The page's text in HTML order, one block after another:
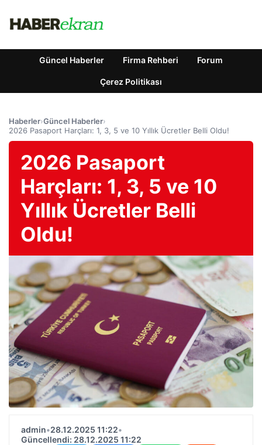
Güncel Haberler Firma Rehberi Forum
Çerez Politikası
Haberler›Güncel Haberler›
2026 Pasaport Harçları: 1, 3, 5 ve 10 Yıllık Ücretler Belli Oldu!
2026 Pasaport
Harçları: 1, 3, 5 ve 10
Yıllık Ücretler Belli
Oldu!
admin•28.12.2025 11:22•
Güncellendi: 28.12.2025 11:22